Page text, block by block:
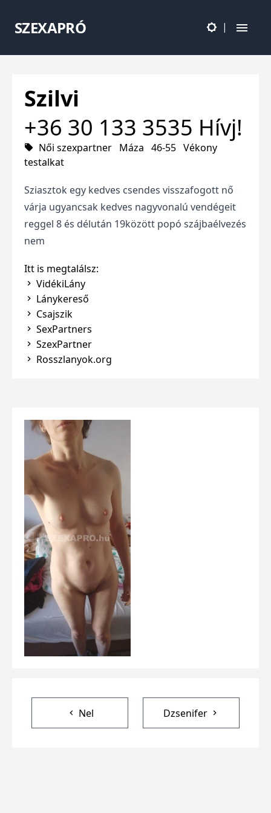
SZEXAPRÓ |
Szilvi
+36 30 133 3535 Hívj!
Női szexpartner Máza 46-55 Vékony
testalkat
Sziasztok egy kedves csendes visszafogott nő
várja ugyancsak kedves nagyvonalú vendégeit
reggel 8 és délután 19között popó szájbaélvezés
nem
Itt is megtalálsz:
VidékiLány
Lánykereső
Csajszik
SexPartners
SzexPartner
Rosszlanyok.org
Nel Dzsenifer